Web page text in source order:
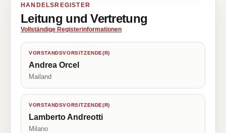
HANDELSREGISTER
Leitung und Vertretung
Vollständige Registerinformationen
VORSTANDSVORSITZENDE(R)
Andrea Orcel
Mailand
VORSTANDSVORSITZENDE(R)
Lamberto Andreotti
Milano